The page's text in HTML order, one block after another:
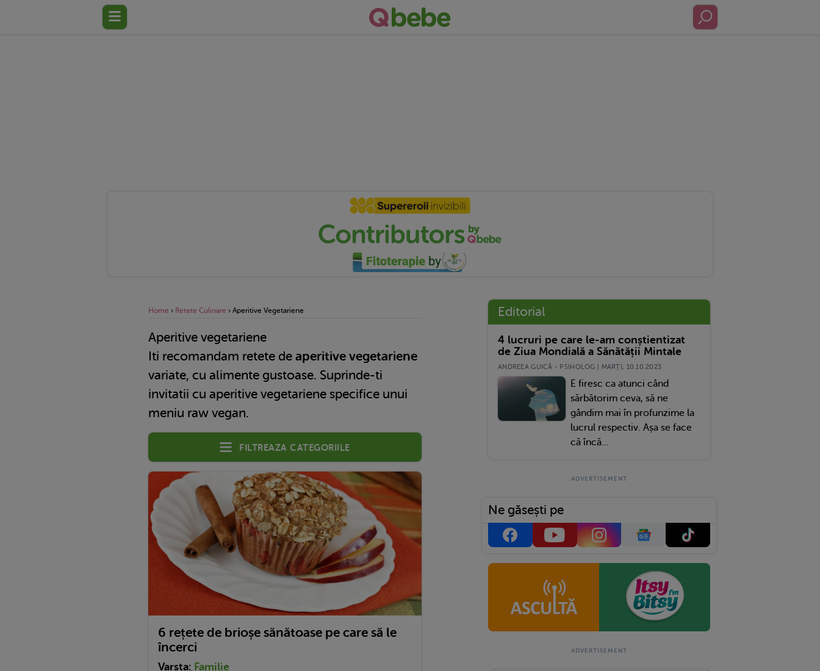
Home › Retete Culinare › Aperitive Vegetariene
Aperitive vegetariene
Iti recomandam retete de aperitive vegetariene
variate, cu alimente gustoase. Suprinde-ti
invitatii cu aperitive vegetariene specifice unui
meniu raw vegan.
Filtreaza categoriile
6 rețete de brioșe sănătoase pe care să le
încerci
Varsta: Familie
Editorial
4 lucruri pe care le-am conștientizat
de Ziua Mondială a Sănătății Mintale
ANDREEA GUICĂ - PSIHOLOG | MARŢI, 10.10.2023
E firesc ca atunci când
sărbătorim ceva, să ne
gândim mai în profunzime la
lucrul respectiv. Așa se face
că încă...
Ne găsești pe